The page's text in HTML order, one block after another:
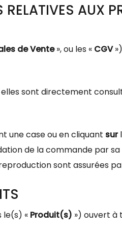
AUX
de Vente», ou les « CGV
elles sont directement
une case ou en cliquant sur
de la commande par
sont assurées
le(s) « Produit(s) ») ouvert à